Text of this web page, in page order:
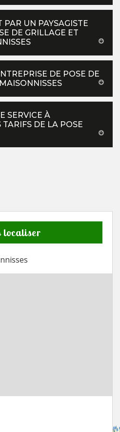
PAR UN PAYSAGISTE
DE GRILLAGE ET
DE POSE DE
SERVICE À
TARIFS DE LA POSE
localiser